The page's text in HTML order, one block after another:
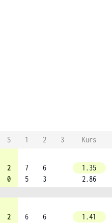
S 1 2 3
Kurs
2
0
7
5
6
3
1.35
2.86
2
6
6
1.41